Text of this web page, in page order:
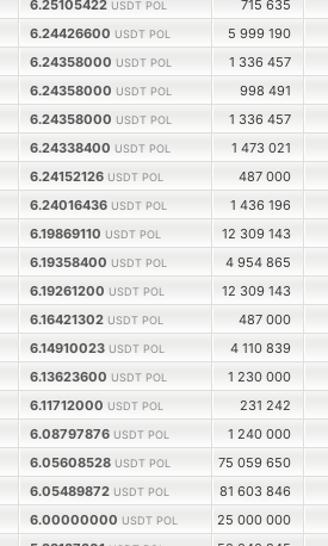
6.25105422 USDT POL 715 635
6.24426600 USDT POL 5 999 190
6.24358000 USDT POL 1 336 457
6.24358000 USDT POL 998 491
6.24358000 USDT POL 1 336 457
6.24338400 USDT POL 1 473 021
6.24152126 USDT POL 487 000
6.24016436 USDT POL 1 436 196
6.19869110 USDT POL 12 309 143
6.19358400 USDT POL 4 954 865
6.19261200 USDT POL 12 309 143
6.16421302 USDT POL 487 000
6.14910023 USDT POL 4 110 839
6.13623600 USDT POL 1 230 000
6.11712000 USDT POL 231 242
6.08797876 USDT POL 1 240 000
6.05608528 USDT POL 75 059 650
6.05489872 USDT POL 81 603 846
6.00000000 USDT POL 25 000 000